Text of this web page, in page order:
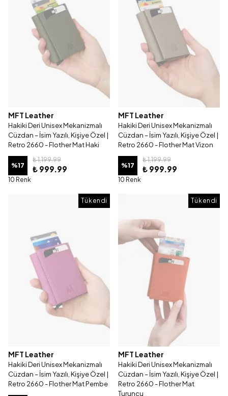
MFT Leather
Hakiki Deri Unisex Mekanizmalı
Cüzdan – İsim Yazılı, Kişiye Özel |
Retro 2660 - Flother Mat Haki
%17
₺ 1,199.99
₺ 999.99
10 Renk
MFT Leather
Hakiki Deri Unisex Mekanizmalı
Cüzdan – İsim Yazılı, Kişiye Özel |
Retro 2660 - Flother Mat Vizon
%17
₺ 1,199.99
₺ 999.99
10 Renk
Tükendi
MFT Leather
Hakiki Deri Unisex Mekanizmalı
Cüzdan – İsim Yazılı, Kişiye Özel |
Retro 2660 - Flother Mat Pembe
Tükendi
MFT Leather
Hakiki Deri Unisex Mekanizmalı
Cüzdan – İsim Yazılı, Kişiye Özel |
Retro 2660 - Flother Mat
Turuncu